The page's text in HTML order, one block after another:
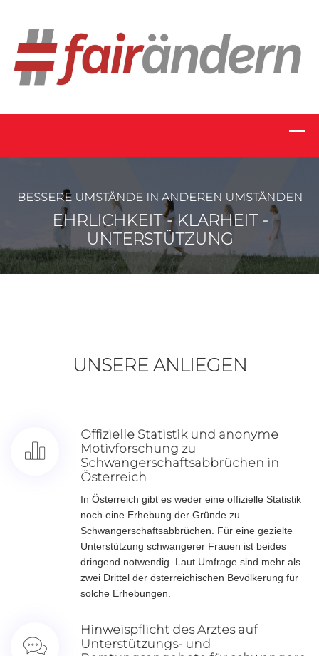
BESSERE UMSTÄNDE IN ANDEREN UMSTÄNDEN
EHRLICHKEIT - KLARHEIT -
UNTERSTÜTZUNG
UNSERE ANLIEGEN
Offizielle Statistik und anonyme
Motivforschung zu
Schwangerschaftsabbrüchen in
Österreich
In Österreich gibt es weder eine offizielle Statistik
noch eine Erhebung der Gründe zu
Schwangerschaftsabbrüchen. Für eine gezielte
Unterstützung schwangerer Frauen ist beides
dringend notwendig. Laut Umfrage sind mehr als
zwei Drittel der österreichischen Bevölkerung für
solche Erhebungen.
Hinweispflicht des Arztes auf
Unterstützungs- und